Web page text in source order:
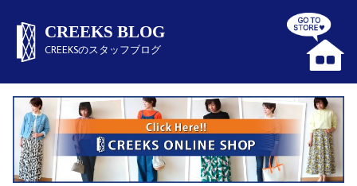
CREEKS BLOG
CREEKSのスタッフブログ